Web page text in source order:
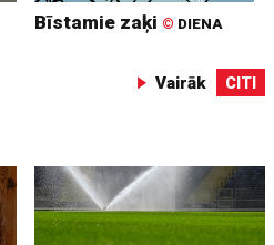
Bīstamie zaķi © DIENA
Vairāk CITI